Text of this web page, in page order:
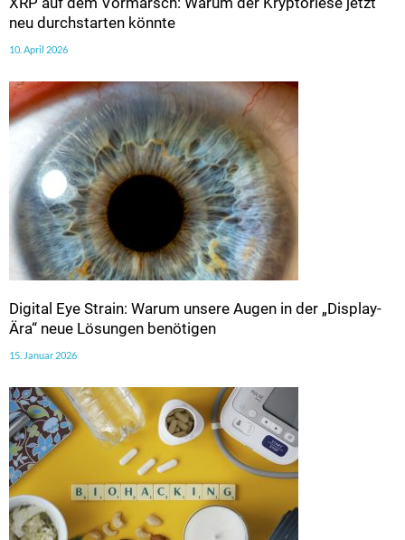
neu durchstarten könnte
10. April 2026
Digital Eye Strain: Warum unsere Augen in der „Display-
Ära“ neue Lösungen benötigen
15. Januar 2026